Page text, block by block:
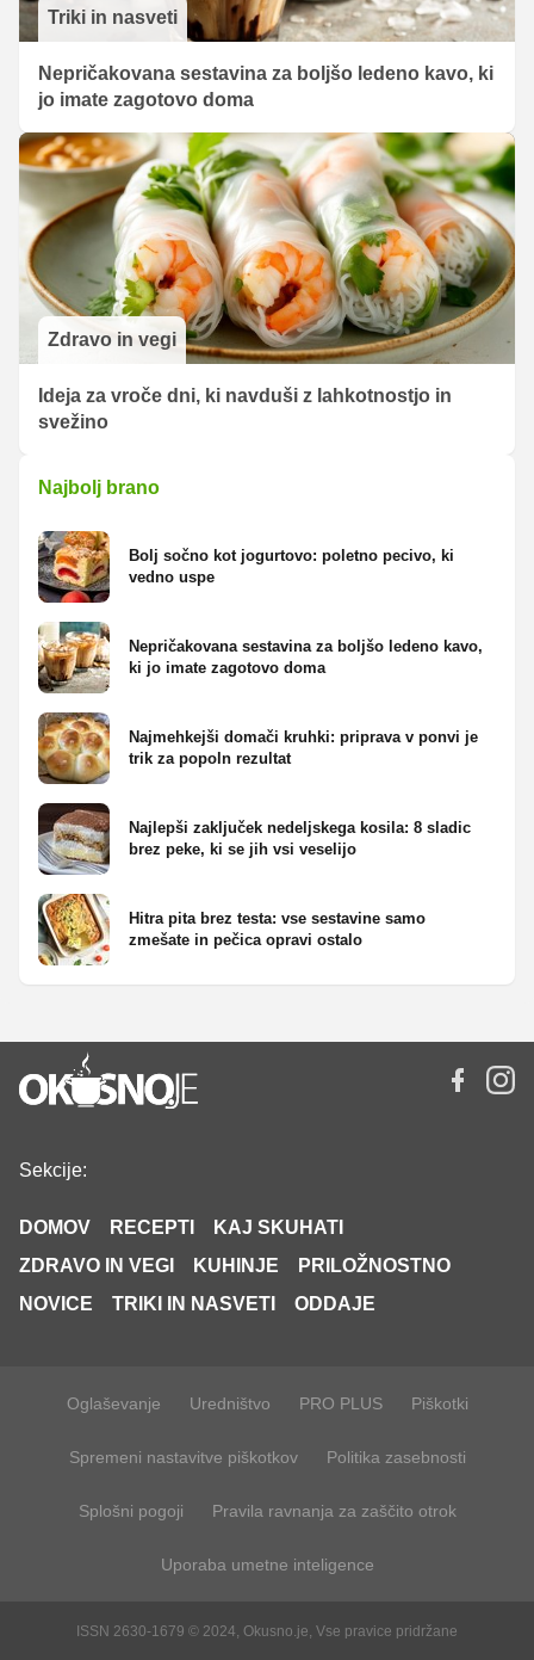
Triki in nasveti
Nepričakovana sestavina za boljšo ledeno kavo, ki
jo imate zagotovo doma
Zdravo in vegi
Ideja za vroče dni, ki navduši z lahkotnostjo in
svežino
Najbolj brano
Bolj sočno kot jogurtovo: poletno pecivo, ki
vedno uspe
Nepričakovana sestavina za boljšo ledeno kavo,
ki jo imate zagotovo doma
Najmehkejši domači kruhki: priprava v ponvi je
trik za popoln rezultat
Najlepši zaključek nedeljskega kosila: 8 sladic
brez peke, ki se jih vsi veselijo
Hitra pita brez testa: vse sestavine samo
zmešate in pečica opravi ostalo
Sekcije:
DOMOV RECEPTI
KAJ SKUHATI
ZDRAVO IN VEGI
KUHINJE
PRILOŽNOSTNO
NOVICE
TRIKI IN NASVETI ODDAJE
Oglaševanje Uredništvo PRO PLUS Piškotki
Spremeni nastavitve piškotkov Politika zasebnosti
Splošni pogoji Pravila ravnanja za zaščito otrok
Uporaba umetne inteligence
ISSN 2630-1679 © 2024, Okusno.je, Vse pravice pridržane